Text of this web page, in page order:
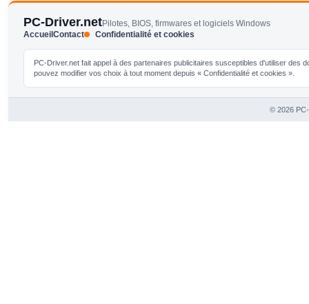
PC-Driver.netPilotes, BIOS, firmwares et logiciels Windows
Accueil Contact Confidentialité et cookies
PC-Driver.net fait appel à des partenaires publicitaires susceptibles d'utiliser
pouvez modifier vos choix à tout moment depuis « Confidentialité et cookies ».
© 2026